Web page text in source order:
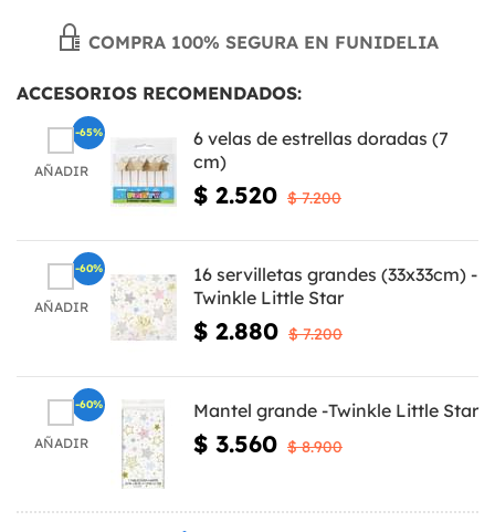
COMPRA 100% SEGURA EN FUNIDELIA
ACCESORIOS RECOMENDADOS:
AÑADIR
6 velas de estrellas doradas (7
cm)
$ 2.520 $ 7.200
-65%
AÑADIR
16 servilletas grandes (33x33cm) -
Twinkle Little Star
$ 2.880 $ 7.200
-60%
AÑADIR
Mantel grande -Twinkle Little Star
$ 3.560 $ 8.900
-60%